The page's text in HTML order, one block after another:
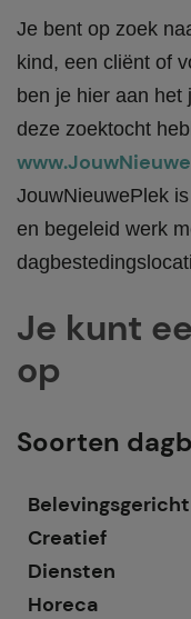
Je bent op zoek
kind, een cliënt of
ben je hier aan het
deze zoektocht
JouwNieuwePlek
en begeleid werk
Je kunt
op
Soorten
Belevingsgericht
Creatief
Diensten
Horeca